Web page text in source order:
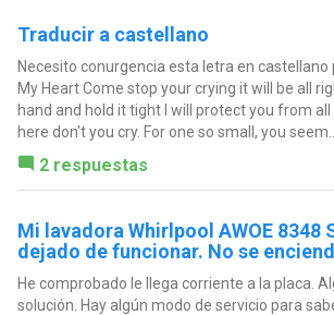
Traducir a castellano
Necesito conurgencia esta letra en castellano
My Heart Come stop your crying it will be all
hand and hold it tight I will protect you from all
here don't you cry. For one so small, you seem...
2 respuestas
Mi lavadora Whirlpool AWOE 8348
dejado de funcionar. No se
He comprobado le llega corriente a la placa.
solución. Hay algún modo de servicio para